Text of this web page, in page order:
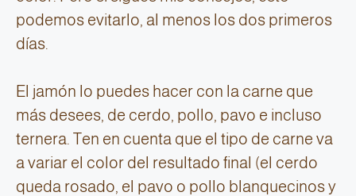
podemos evitarlo, al menos los dos primeros
días.
El jamón lo puedes hacer con la carne que
más desees, de cerdo, pollo, pavo e incluso
ternera. Ten en cuenta que el tipo de carne va
a variar el color del resultado final (el cerdo
queda rosado, el pavo o pollo blanquecinos y